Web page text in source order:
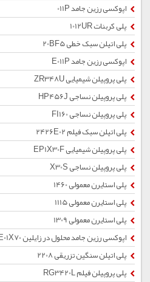
اپوکسی رزین جامد 011P
پلی کربنات 1012UR
پلی اتیلن سبک خطی 20BF5
اپوکسی رزین جامد E011P
پلی پروپیلن شیمیایی ZR348U
پلی پروپیلن نساجی HP456J
پلی پروپیلن نساجی FI160
پلی اتیلن سبک فیلم 2426E02
پلی پروپیلن شیمیایی EP1X30F
پلی پروپیلن نساجی X30S
پلی استایرن معمولی 1460
پلی استایرن معمولی 1115
پلی استایرن معمولی 1309
اپوکسی رزین جامد محلول در زایلین E01X70
پلی اتیلن سنگین تزریقی 2208
پلی پروپیلن فیلم RG3420L